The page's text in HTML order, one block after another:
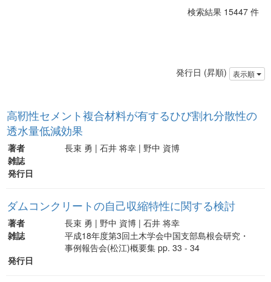
検索結果 15447 件
発行日 (昇順) 表示順
高靭性セメント複合材料が有するひび割れ分散性の
透水量低減効果
著者
長束 勇 | 石井 将幸 | 野中 資博
雑誌
発行日
ダムコンクリートの自己収縮特性に関する検討
著者
長束 勇 | 野中 資博 | 石井 将幸
雑誌
平成18年度第3回土木学会中国支部島根会研究・
事例報告会(松江)概要集 pp. 33 - 34
発行日